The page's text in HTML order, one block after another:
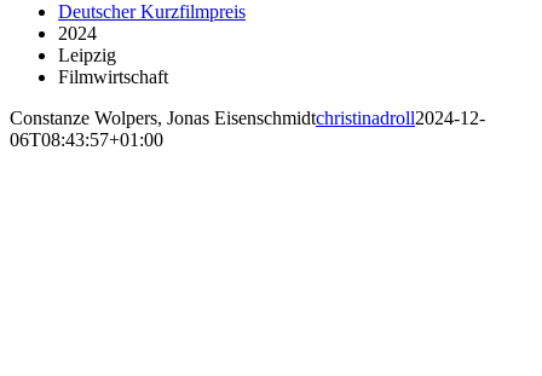
Deutscher Kurzfilmpreis
2024
Leipzig
Filmwirtschaft
Constanze Wolpers, Jonas Eisenschmidtchristinadroll2024-12-
06T08:43:57+01:00